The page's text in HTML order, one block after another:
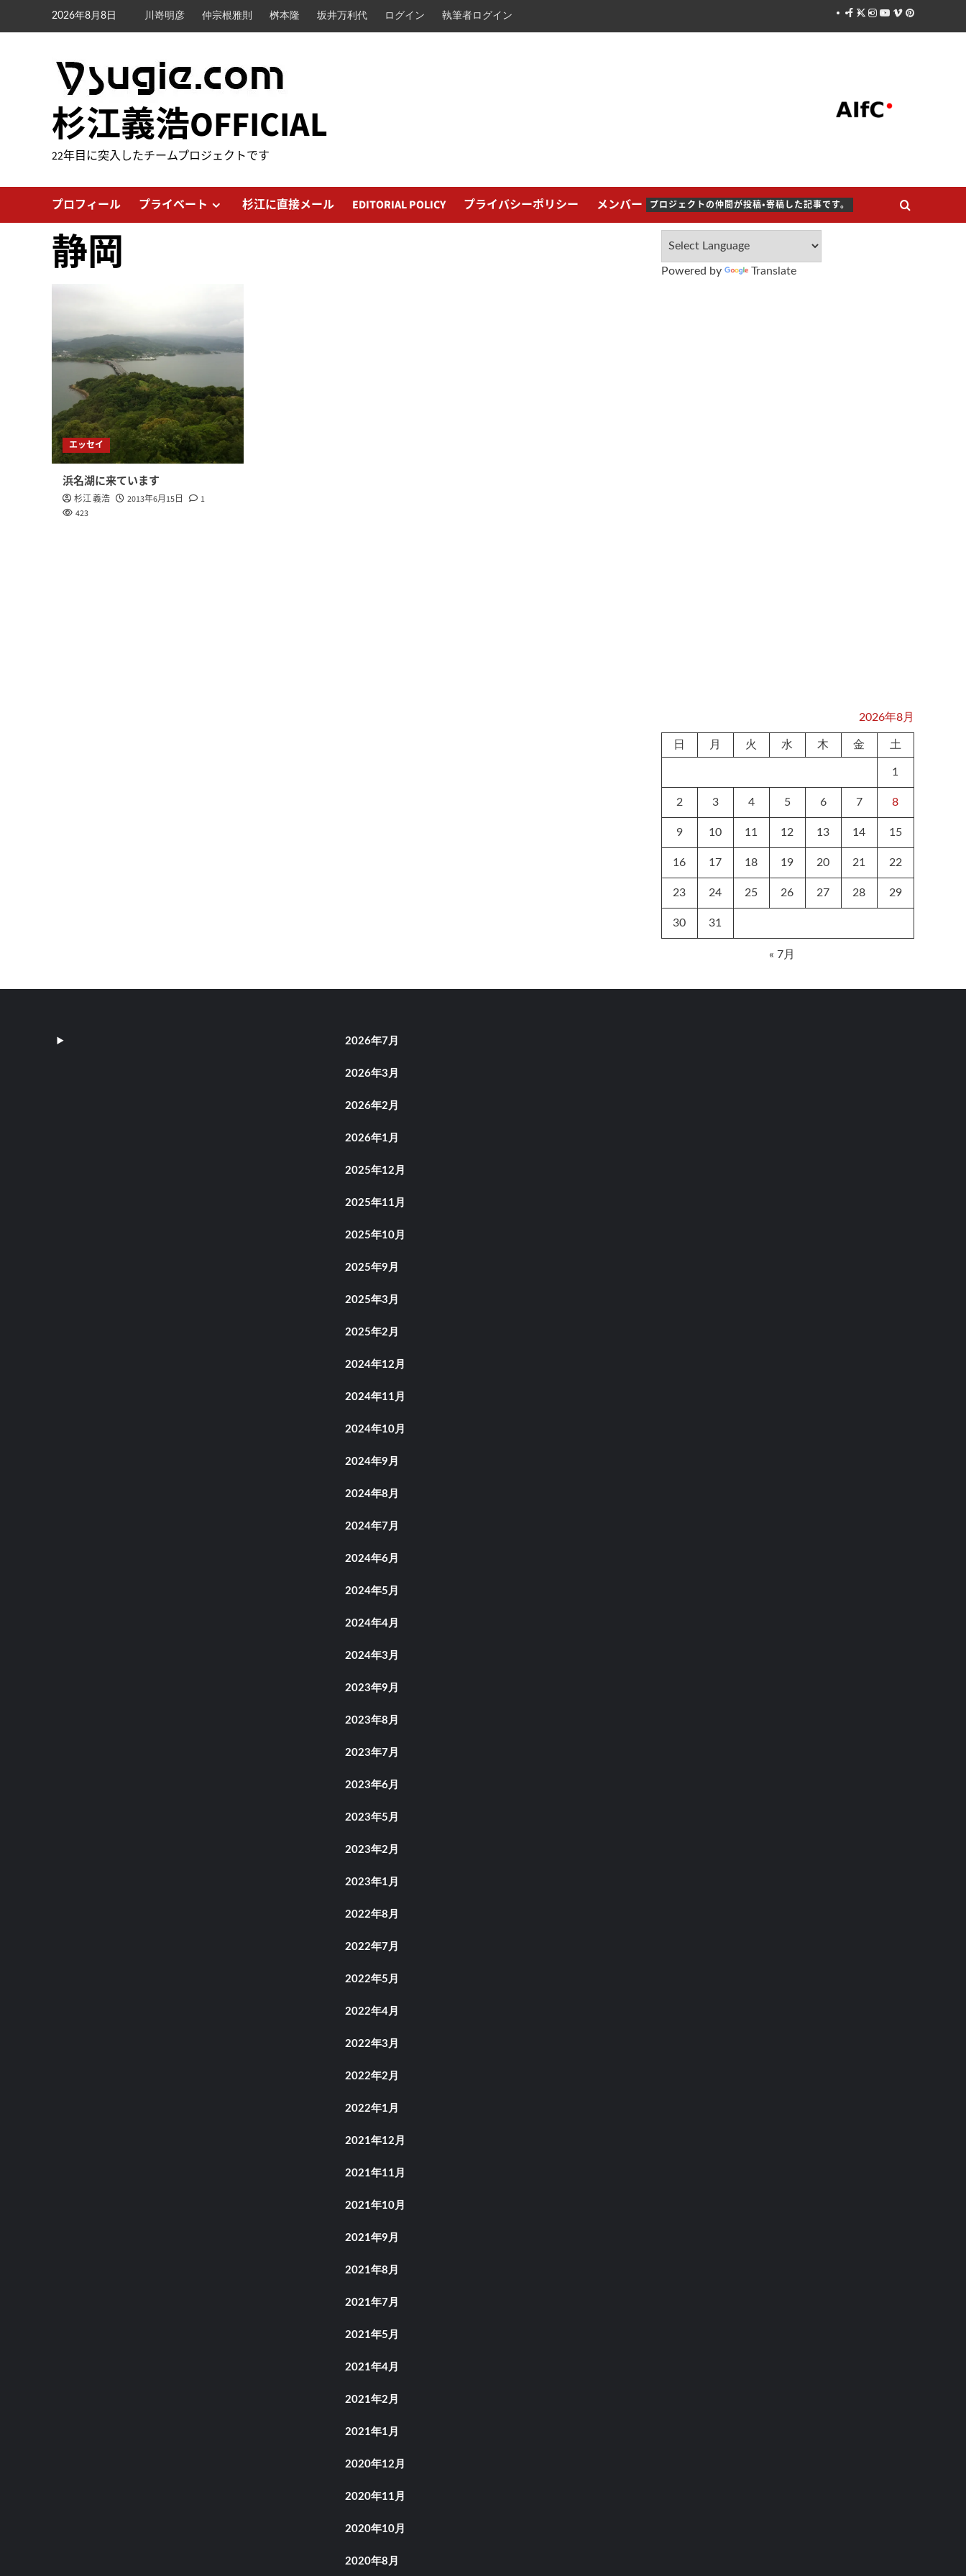
2026年8月8日 川嵜明彦 仲宗根雅則 桝本隆 坂井万利代 ログイン 執筆者ログイン Facebook
X Instagram
Youtube
VimeoPinterest
杉江義浩OFFICIAL
22年目に突入したチームプロジェクトです
プロフィール プライベート 杉江に直接メール EDITORIAL POLICY プライバシーポリシー メンバー プロジェクトの仲間が投稿・寄稿した記事です。
静岡
エッセイ
浜名湖に来ています
杉江 義浩 2013年6月15日
1
423
Powered by Translate
2026年8月
日 月 火 水 木 金 土
1
2 3 4 5 6 7 8
9 10 11 12 13 14 15
16 17 18 19 20 21 22
23 24 25 26 27 28 29
30 31
« 7月
2026年7月
2026年3月
2026年2月
2026年1月
2025年12月
2025年11月
2025年10月
2025年9月
2025年3月
2025年2月
2024年12月
2024年11月
2024年10月
2024年9月
2024年8月
2024年7月
2024年6月
2024年5月
2024年4月
2024年3月
2023年9月
2023年8月
2023年7月
2023年6月
2023年5月
2023年2月
2023年1月
2022年8月
2022年7月
2022年5月
2022年4月
2022年3月
2022年2月
2022年1月
2021年12月
2021年11月
2021年10月
2021年9月
2021年8月
2021年7月
2021年5月
2021年4月
2021年2月
2021年1月
2020年12月
2020年11月
2020年10月
2020年8月